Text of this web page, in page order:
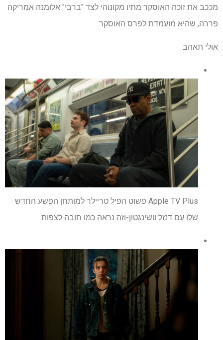
מככב את זוכה האוסקר מתיו מקונוהי לצד "ברבי" אלומנה אמריקה
פררה, שהיא מועמדת לפרס האוסקר.
אולי תאהב
Apple TV Plus פשוט הפיל טריילר למותחן הפשע החדש
שלו עם דנזל וושינגטון-וזה נראה כמו חובה לצפות